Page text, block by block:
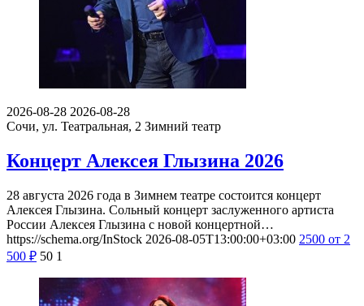
2026-08-28 2026-08-28
Сочи, ул. Театральная, 2 Зимний театр
Концерт Алексея Глызина 2026
28 августа 2026 года в Зимнем театре состоится концерт
Алексея Глызина. Сольный концерт заслуженного артиста
России Алексея Глызина с новой концертной…
https://schema.org/InStock 2026-08-05T13:00:00+03:00 2500 от 2
500 ₽ 50 1